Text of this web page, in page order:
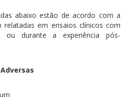
abaixo estão de acordo com a
em ensaios clínicos com
ou durante a experiência pós-